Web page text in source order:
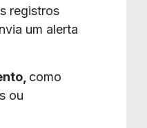
registros
um alerta
como
ou